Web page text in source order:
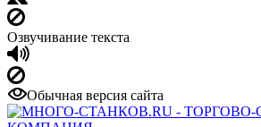
Озвучивание текста
Обычная версия сайта